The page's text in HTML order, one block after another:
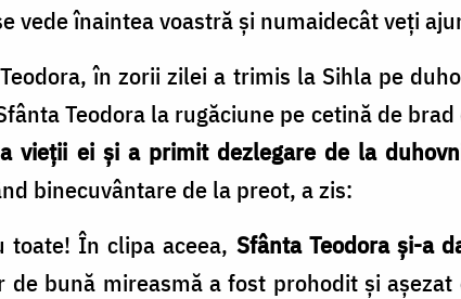
vede înaintea voastră şi numaidecât veţi
în zorii zilei a trimis la Sihla pe
Teodora la rugăciune pe cetină de
vieţii ei şi a primit dezlegare de la
binecuvântare de la preot, a zis:
toate! În clipa aceea, Sfânta Teodora şi-a
bună mireasmă a fost prohodit şi